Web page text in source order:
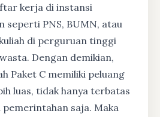
kerja di instansi
seperti PNS, BUMN, atau
di perguruan tinggi
Dengan demikian,
Paket C memiliki peluang
luas, tidak hanya terbatas
saja. Maka